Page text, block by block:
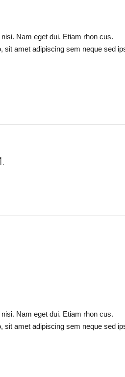
Nam eget dui. Etiam rhon cus.
sit amet adipiscing sem neque sed
Nam eget dui. Etiam rhon cus.
sit amet adipiscing sem neque sed